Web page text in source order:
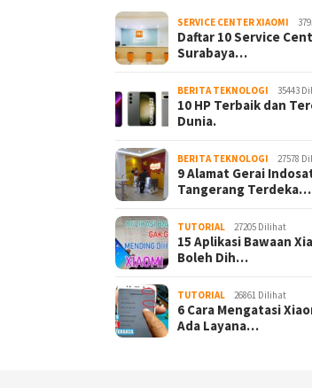
SERVICE CENTER XIAOMI
Daftar 10 Service
Surabaya…
BERITA TEKNOLOGI 35443
10 HP Terbaik dan
Dunia.
BERITA TEKNOLOGI 27578
9 Alamat Gerai
Tangerang Terdeka…
TUTORIAL 27205 Dilihat
15 Aplikasi Bawaan
Boleh Dih…
TUTORIAL 26861 Dilihat
6 Cara Mengatasi
Ada Layana…